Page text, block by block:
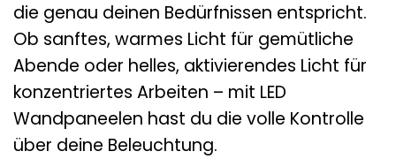
die genau deinen Bedürfnissen entspricht.
Ob sanftes, warmes Licht für gemütliche
Abende oder helles, aktivierendes Licht für
konzentriertes Arbeiten – mit LED
Wandpaneelen hast du die volle Kontrolle
über deine Beleuchtung.